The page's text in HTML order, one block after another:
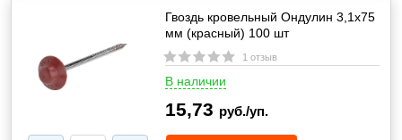
Гвоздь кровельный Ондулин 3,1х75
мм (красный) 100 шт
1 отзыв
В наличии
15,73 руб./уп.